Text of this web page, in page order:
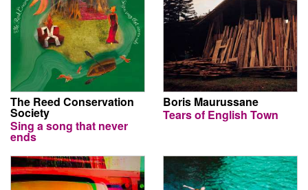
The Reed Conservation
Society
Sing a song that never
ends
Boris Maurussane
Tears of English Town